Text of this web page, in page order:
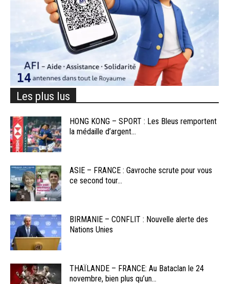
Les plus lus
HONG KONG – SPORT : Les Bleus remportent
la médaille d’argent...
ASIE – FRANCE : Gavroche scrute pour vous
ce second tour...
BIRMANIE – CONFLIT : Nouvelle alerte des
Nations Unies
THAÏLANDE – FRANCE: Au Bataclan le 24
novembre, bien plus qu’un...